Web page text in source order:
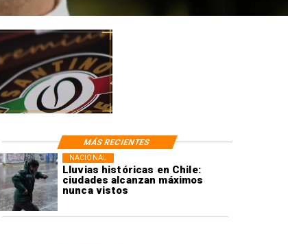
Lluvias históricas en Chile:
ciudades alcanzan máximos
nunca vistos
NACIONAL
MÁS RECIENTES